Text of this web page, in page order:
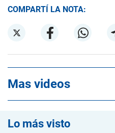
COMPARTÍ LA NOTA:
Mas videos
Lo más visto